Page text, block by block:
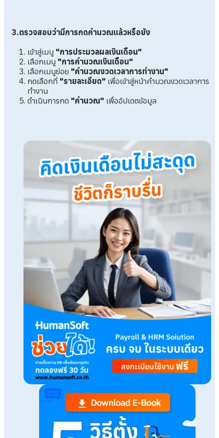
3.ตรวจสอบว่ามีการกดคำนวณแล้วหรือยัง
เข้าสู่เมนู "การประมวลผลเงินเดือน"
เลือกเมนู "การคำนวณเงินเดือน"
เลือกเมนูย่อย "คำนวณงวดเวลาการทำงาน"
กดเลือกที่ "รายละเอียด" เพื่อเข้าสู่หน้าคำนวณงวดเวลาการ
ทำงาน
ดำเนินการกด "คำนวณ" เพื่ออัปเดตข้อมูล